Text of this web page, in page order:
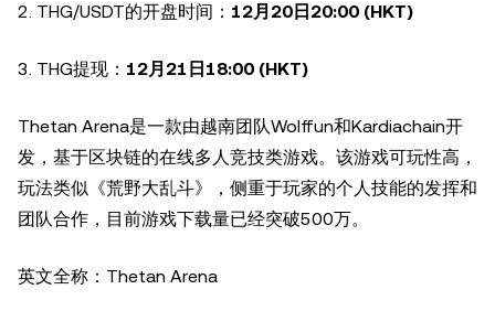
2. THG/USDT的开盘时间： 12月20日20:00 (HKT)
3. THG提现： 12月21日18:00 (HKT)
Thetan Arena是一款由越南团队Wolffun和Kardiachain开
发，基于区块链的在线多人竞技类游戏。该游戏可玩性高，
玩法类似《荒野大乱斗》，侧重于玩家的个人技能的发挥和
团队合作，目前游戏下载量已经突破500万。
英文全称：Thetan Arena